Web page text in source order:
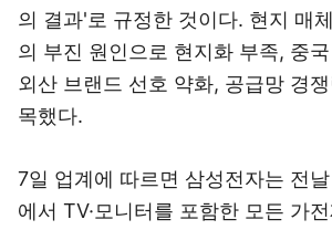
의 결과'로 규정한 것이다. 현지 매
의 부진 원인으로 현지화 부족, 중
외산 브랜드 선호 약화, 공급망 경
목했다.
7일 업계에 따르면 삼성전자는 전
에서 TV·모니터를 포함한 모든 가